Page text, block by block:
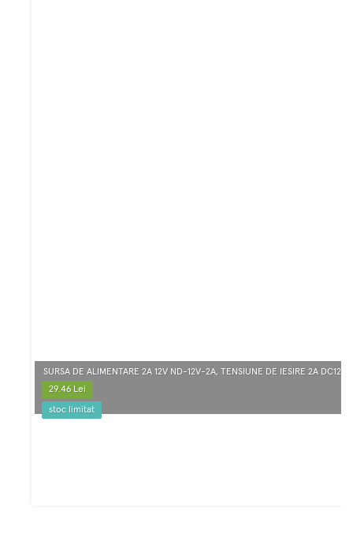
SURSA DE ALIMENTARE 2A 12V ND-12V-2A, TENSIUNE DE IESIRE 2A
29.46 Lei
stoc limitat